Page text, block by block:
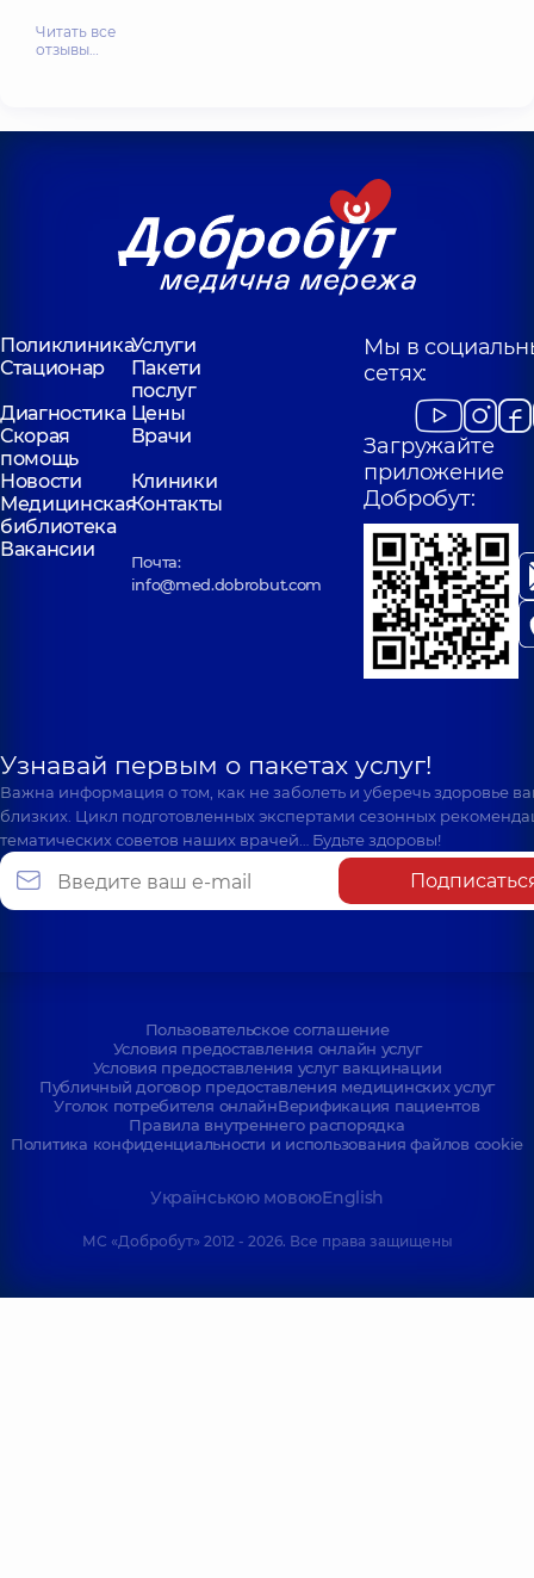
Читать все
отзывы…
ПоликлиникаУслуги
Стационар
Пакети
послуг
Диагностика Цены
Скорая
помощь
Врачи
Новости
Клиники
Медицинская
библиотека
Контакты
Вакансии
Почта:
info@med.dobrobut.com
Мы в
сетях:
Загружайте
приложение
Добробут:
Узнавай первым о пакетах услуг!
Важна информация о том, как не заболеть и уберечь здоровье
близких. Цикл подготовленных экспертами сезонных
тематических советов наших врачей… Будьте здоровы!
Пользовательское соглашение
Условия предоставления онлайн услуг
Условия предоставления услуг вакцинации
Публичный договор предоставления медицинских услуг
Уголок потребителя онлайнВерификация пациентов
Правила внутреннего распорядка
Политика конфиденциальности и использования файлов cookie
Українською мовоюEnglish
МС «Добробут» 2012 - 2026. Все права защищены